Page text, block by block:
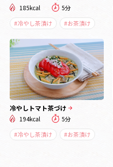
185kcal
5分
#冷やし茶漬け
#お茶漬け
冷やしトマト茶づけ
194kcal
5分
#冷やし茶漬け
#お茶漬け